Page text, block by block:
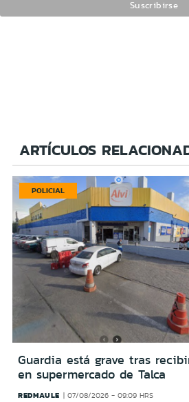
ARTÍCULOS
POLICIAL
Guardia está grave tras
en supermercado de Talca
REDMAULE 07/08/2026 - 09:09 HRS